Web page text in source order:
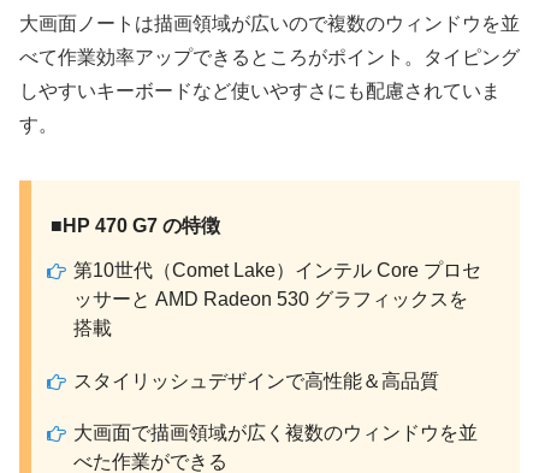
大画面ノートは描画領域が広いので複数のウィンドウを並
べて作業効率アップできるところがポイント。タイピング
しやすいキーボードなど使いやすさにも配慮されていま
す。
■HP 470 G7 の特徴
第10世代（Comet Lake）インテル Core プロセ
ッサーと AMD Radeon 530 グラフィックスを
搭載
スタイリッシュデザインで高性能＆高品質
大画面で描画領域が広く複数のウィンドウを並
べた作業ができる